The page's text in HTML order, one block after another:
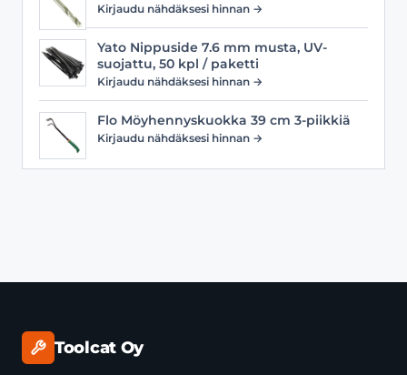
Kirjaudu nähdäksesi hinnan →
Yato Nippuside 7.6 mm musta, UV-
suojattu, 50 kpl / paketti
Kirjaudu nähdäksesi hinnan →
Flo Möyhennyskuokka 39 cm 3-piikkiä
Kirjaudu nähdäksesi hinnan →
Toolcat Oy